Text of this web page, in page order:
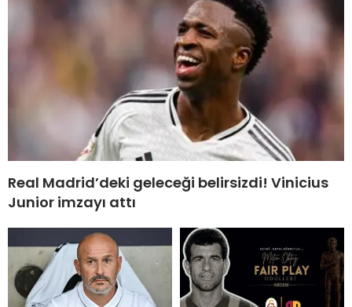
Real Madrid’deki geleceği belirsizdi! Vinicius
Junior imzayı attı